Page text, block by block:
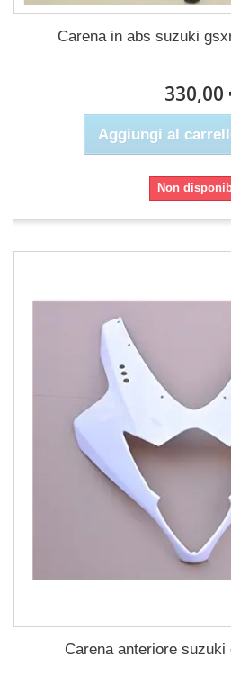
Carena in abs suzuki
330,00
Aggiungi al
Non
Carena anteriore suzuki